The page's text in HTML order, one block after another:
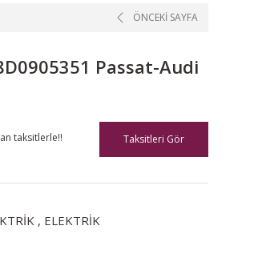
ÖNCEKİ SAYFA
Passat-Audi
taksitlerle!! Taksitleri Gör
, ELEKTRİK